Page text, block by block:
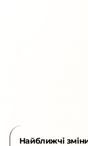
Найближчі